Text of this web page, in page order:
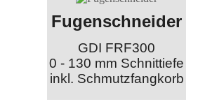
Fugenschneider
GDI FRF300
0 - 130 mm Schnittiefe
inkl. Schmutzfangkorb